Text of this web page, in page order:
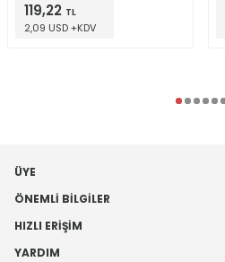
119,22 TL
2,09 USD +KDV
ÜYE
ÖNEMLI BILGILER
HIZLI ERIŞIM
YARDIM